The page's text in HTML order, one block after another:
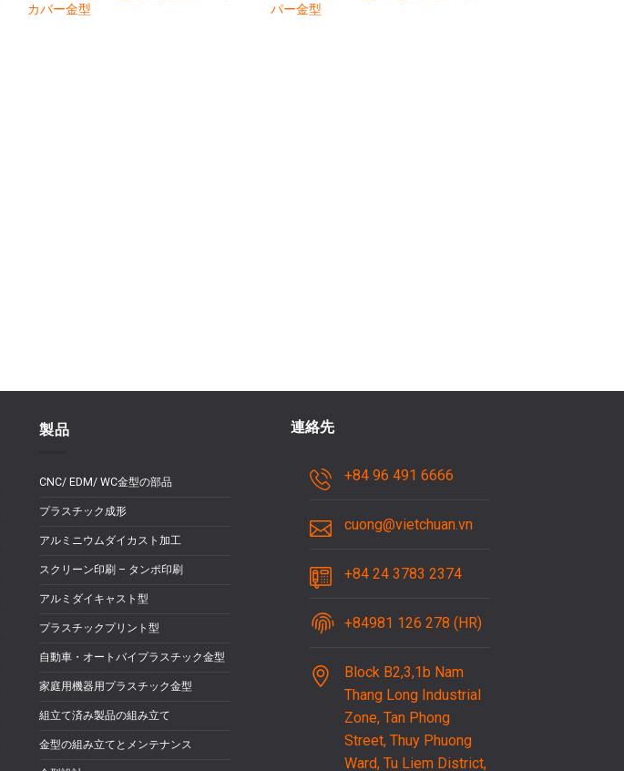
カバー金型
パー金型
製品
CNC/ EDM/ WC金型の部品
プラスチック成形
アルミニウムダイカスト加工
スクリーン印刷 – タンポ印刷
アルミダイキャスト型
プラスチックプリント型
自動車・オートバイプラスチック金型
家庭用機器用プラスチック金型
組立て済み製品の組み立て
金型の組み立てとメンテナンス
連絡先
+84 96 491 6666
cuong@vietchuan.vn
+84 24 3783 2374
+84981 126 278 (HR)
Block B2,3,1b Nam
Thang Long Industrial
Zone, Tan Phong
Street, Thuy Phuong
Ward, Tu Liem District,